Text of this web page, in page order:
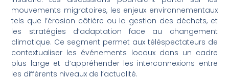
mouvements migratoires, les enjeux environnementaux
tels que l’érosion côtière ou la gestion des déchets, et
les stratégies d’adaptation face au changement
climatique. Ce segment permet aux téléspectateurs de
contextualiser les événements locaux dans un cadre
plus large et d’appréhender les interconnexions entre
les différents niveaux de l’actualité.